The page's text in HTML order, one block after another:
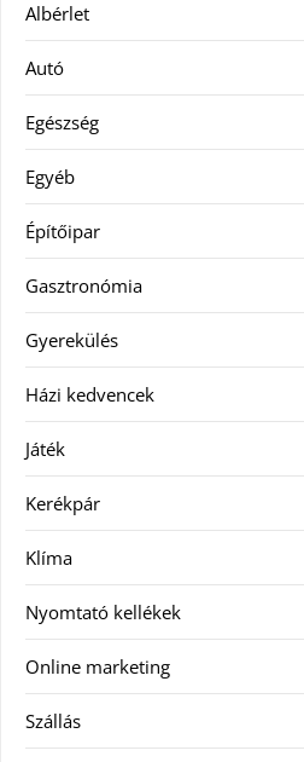
Albérlet
Autó
Egészség
Egyéb
Építőipar
Gasztronómia
Gyerekülés
Házi kedvencek
Játék
Kerékpár
Klíma
Nyomtató kellékek
Online marketing
Szállás